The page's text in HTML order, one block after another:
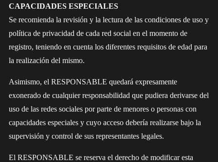
CAPACIDADES ESPECIALES
Se recomienda la revisión y la lectura de las condiciones de uso y
política de privacidad de cada red social en el momento de
registro, teniendo en cuenta los diferentes requisitos de edad para
la realización del mismo.
Asimismo, el RESPONSABLE quedará expresamente
exonerado de cualquier responsabilidad que pudiera derivarse del
uso de las redes sociales por parte de menores o personas con
capacidades especiales y cuyo acceso debería realizarse bajo la
supervisión y control de sus representantes legales.
El RESPONSABLE se reserva el derecho de modificar esta